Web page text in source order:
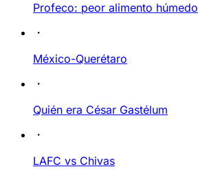
Profeco: peor alimento húmedo
México-Querétaro
Quién era César Gastélum
LAFC vs Chivas